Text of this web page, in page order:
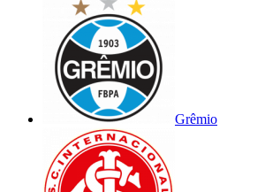
Grêmio